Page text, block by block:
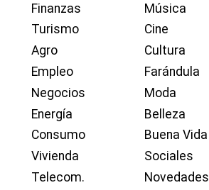
Finanzas
Turismo
Agro
Empleo
Negocios
Energía
Consumo
Vivienda
Telecom.
Música
Cine
Cultura
Farándula
Moda
Belleza
Buena Vida
Sociales
Novedades